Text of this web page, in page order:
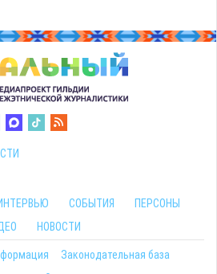
СОБЫТИЯ
ПЕРСОНЫ
НОВОСТИ
Законодательная база